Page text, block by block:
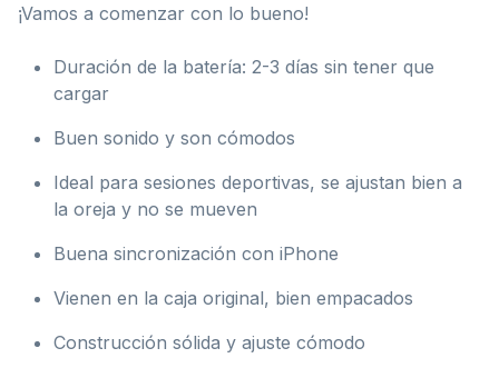
¡Vamos a comenzar con lo bueno!
Duración de la batería: 2-3 días sin tener que
cargar
Buen sonido y son cómodos
Ideal para sesiones deportivas, se ajustan bien a
la oreja y no se mueven
Buena sincronización con iPhone
Vienen en la caja original, bien empacados
Construcción sólida y ajuste cómodo